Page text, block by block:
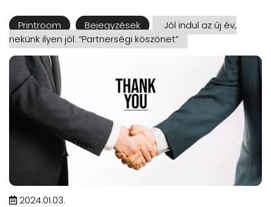
Printroom Bejegyzések
Jól indul az új év,
nekünk ilyen jól: “Partnerségi köszönet”
2024.01.03.